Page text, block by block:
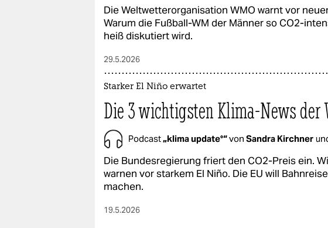
Die Weltwetterorganisation WMO warnt vor
Warum die Fußball-WM der Männer so CO2-
heiß diskutiert wird.
29.5.2026
Starker El Niño erwartet
Die 3 wichtigsten Klima-News der
Podcast„klima update°“von Sandra Kirchner
Die Bundesregierung friert den CO2-Preis ein.
warnen vor starkem El Niño. Die EU will
machen.
19.5.2026